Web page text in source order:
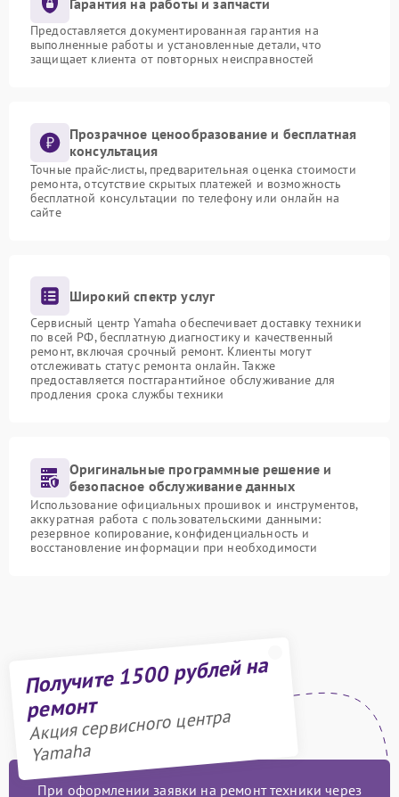
Предоставляется документированная гарантия на
выполненные работы и установленные детали, что
защищает клиента от повторных неисправностей
Прозрачное ценообразование и бесплатная
консультация
Точные прайс-листы, предварительная оценка стоимости
ремонта, отсутствие скрытых платежей и возможность
бесплатной консультации по телефону или онлайн на
сайте
Широкий спектр услуг
Сервисный центр Yamaha обеспечивает доставку техники
по всей РФ, бесплатную диагностику и качественный
ремонт, включая срочный ремонт. Клиенты могут
отслеживать статус ремонта онлайн. Также
предоставляется постгарантийное обслуживание для
продления срока службы техники
Оригинальные программные решение и
безопасное обслуживание данных
Использование официальных прошивок и инструментов,
аккуратная работа с пользовательскими данными:
резервное копирование, конфиденциальность и
восстановление информации при необходимости
Получите 1500 рублей на
ремонт
Акция сервисного центра
Yamaha
При оформлении заявки на ремонт техники через